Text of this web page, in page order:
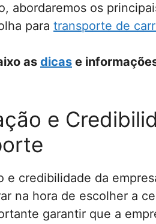
abordaremos os
para transporte de
as dicas e
e
e credibilidade da
na hora de escolher a
garantir que a